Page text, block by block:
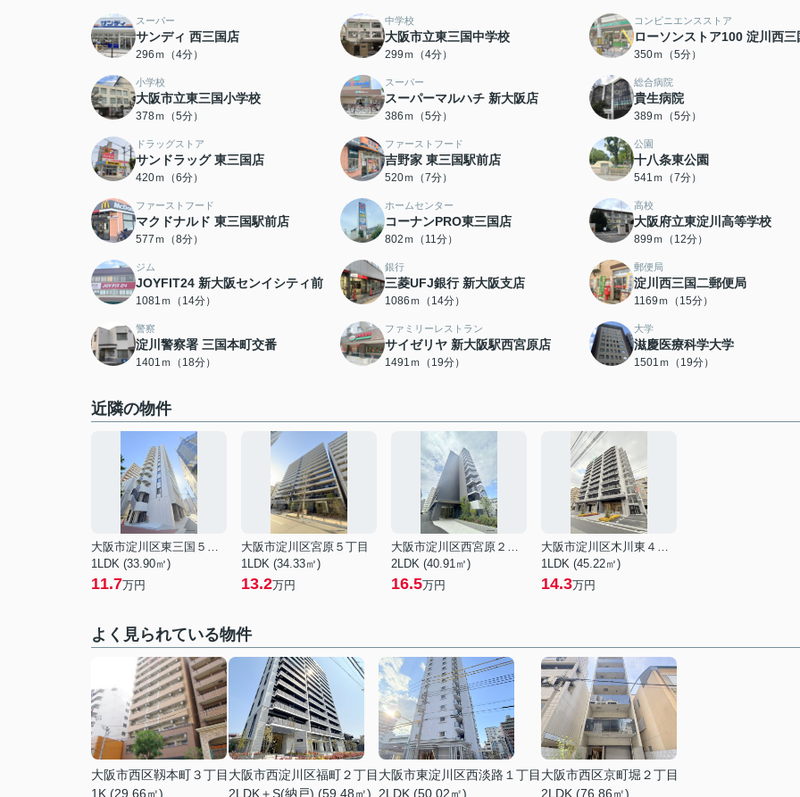
スーパー
サンディ 西三国店
296ｍ（4分）
中学校
大阪市立東三国中学校
299ｍ（4分）
コンビニエンスストア
ローソンストア100 淀川西三
350ｍ（5分）
小学校
大阪市立東三国小学校
378ｍ（5分）
スーパー
スーパーマルハチ 新大阪店
386ｍ（5分）
総合病院
貴生病院
389ｍ（5分）
ドラッグストア
サンドラッグ 東三国店
420ｍ（6分）
ファーストフード
吉野家 東三国駅前店
520ｍ（7分）
公園
十八条東公園
541ｍ（7分）
ファーストフード
マクドナルド 東三国駅前店
577ｍ（8分）
ホームセンター
コーナンPRO東三国店
802ｍ（11分）
高校
大阪府立東淀川高等学校
899ｍ（12分）
ジム
JOYFIT24 新大阪センイシティ前
1081ｍ（14分）
銀行
三菱UFJ銀行 新大阪支店
1086ｍ（14分）
郵便局
淀川西三国二郵便局
1169ｍ（15分）
警察
淀川警察署 三国本町交番
1401ｍ（18分）
ファミリーレストラン
サイゼリヤ 新大阪駅西宮原店
1491ｍ（19分）
大学
滋慶医療科学大学
1501ｍ（19分）
近隣の物件
大阪市淀川区東三国５丁目
1LDK (33.90㎡)
11.7万円
大阪市淀川区宮原５丁目
1LDK (34.33㎡)
13.2万円
大阪市淀川区西宮原２丁目
2LDK (40.91㎡)
16.5万円
大阪市淀川区木川東４丁目
1LDK (45.22㎡)
14.3万円
よく見られている物件
大阪市西区靱本町３丁目
1K (29.66㎡)
大阪市西淀川区福町２丁目
2LDK＋S(納戸) (59.48㎡)
大阪市東淀川区西淡路１丁目
2LDK (50.02㎡)
大阪市西区京町堀２丁目
2LDK (76.86㎡)